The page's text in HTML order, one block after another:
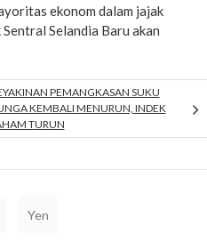
ekonom dalam jajak
Selandia Baru akan
PEMANGKASAN SUKU
KEMBALI MENURUN, INDEK
TURUN
Yen